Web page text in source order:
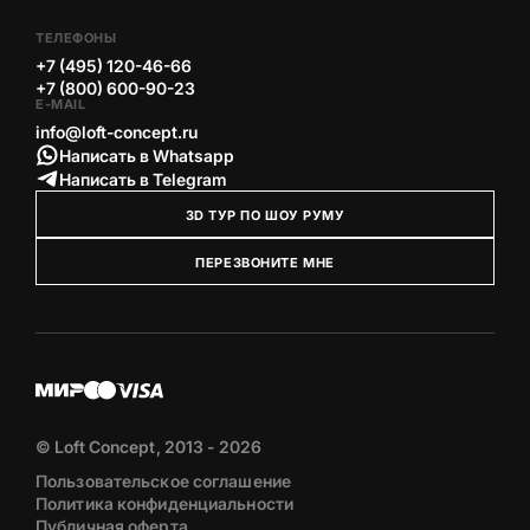
ТЕЛЕФОНЫ
+7 (495) 120-46-66
+7 (800) 600-90-23
E-MAIL
info@loft-concept.ru
Написать в Whatsapp
Написать в Telegram
3D ТУР ПО ШОУ РУМУ
ПЕРЕЗВОНИТЕ МНЕ
© Loft Concept, 2013 - 2026
Пользовательское соглашение
Политика конфиденциальности